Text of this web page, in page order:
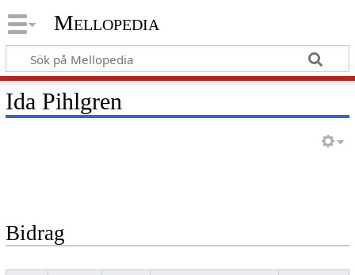
Mellopedia
Ida Pihlgren
Bidrag